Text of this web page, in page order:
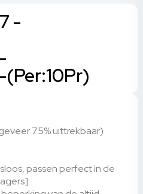
-
75% uittrekbaar)
passen perfect in de